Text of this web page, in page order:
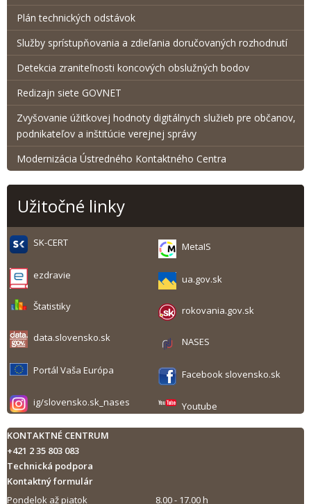
Plán technických odstávok
Služby sprístupňovania a zdieľania doručovaných rozhodnutí
Detekcia zraniteľnosti koncových obslužných bodov
Redizajn siete GOVNET
Zvyšovanie úžitkovej hodnoty digitálnych služieb pre občanov,
podnikateľov a inštitúcie verejnej správy
Modernizácia Ústredného Kontaktného Centra
Užitočné linky
SK-CERT MetaIS
ezdravie ua.gov.sk
Štatistiky rokovania.gov.sk
data.slovensko.sk NASES
Portál Vaša Európa Facebook slovensko.sk
ig/slovensko.sk_nases Youtube
KONTAKTNÉ CENTRUM
+421 2 35 803 083
Technická podpora
Kontaktný formulár
Pondelok až piatok
8.00 - 17.00 h